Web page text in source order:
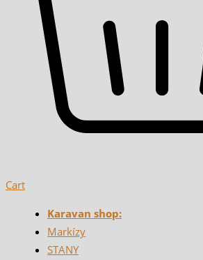
Cart
Karavan shop:
Markízy
STANY